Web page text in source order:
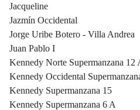
Jacqueline
Jazmín Occidental
Jorge Uribe Botero - Villa Andrea
Juan Pablo I
Kennedy Norte Supermanzana 12
Kennedy Occidental
Kennedy Supermanzana 15
Kennedy Supermanzana 6 A